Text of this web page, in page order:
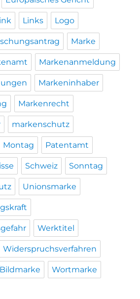
Links Logo
Marke
Markenanmeldung
Markeninhaber
Markenrecht
markenschutz
Montag Patentamt
Schweiz Sonntag
Unionsmarke
Werktitel
Widerspruchsverfahren
Wortmarke